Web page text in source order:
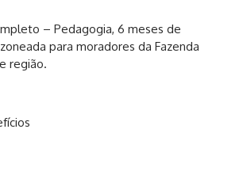
– Pedagogia, 6 meses de
para moradores da Fazenda
região.